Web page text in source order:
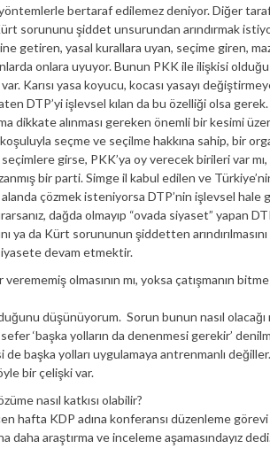
bertaraf edilemez deniyor. Diğer
sorununu şiddet unsurundan arındırmak
getiren, yasal kurallara uyan, seçime giren,
onlara uyuyor. Bunun PKK ile ilişkisi
Karısı yasa koyucu, kocası yasayı
DTP’yi işlevsel kılan da bu özelliği olsa
alınması gereken önemli bir kesimi
seçme ve seçilme hakkına sahip, bir
girse, PKK’ya oy verecek birileri var
bir parti. Simge il kabul edilen ve
alanda çözmek isteniyorsa DTP’nin işlevsel
dağda olmayıp “ovada siyaset” yapan
ya da Kürt sorununun şiddetten
devam etmektir.
olmasının mı, yoksa çatışmanın
düşünüyorum. Sorun bunun nasıl olacağı
‘başka yolların da denenmesi gerekir’
başka yolları uygulamaya antrenmanlı
bir çelişki var.
nasıl katkısı olabilir?
hafta KDP adına konferansı düzenleme
araştırma ve inceleme aşamasındayız